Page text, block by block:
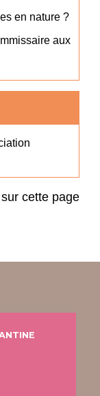
en nature ?
aux
cette page